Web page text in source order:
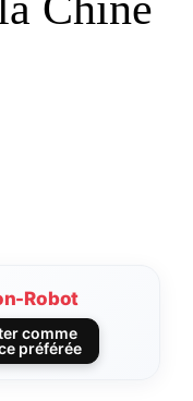
Robot
comme
préférée